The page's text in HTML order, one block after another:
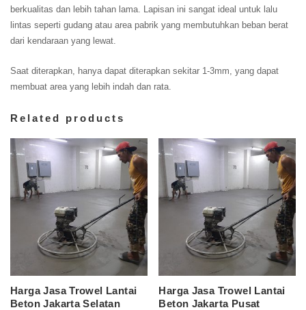
berkualitas dan lebih tahan lama. Lapisan ini sangat ideal untuk lalu
lintas seperti gudang atau area pabrik yang membutuhkan beban berat
dari kendaraan yang lewat.
Saat diterapkan, hanya dapat diterapkan sekitar 1-3mm, yang dapat
membuat area yang lebih indah dan rata.
Related products
Harga Jasa Trowel Lantai
Beton Jakarta Selatan
Harga Jasa Trowel Lantai
Beton Jakarta Pusat